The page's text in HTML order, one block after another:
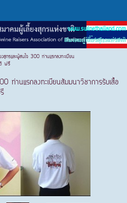
www.swinethailand.com
สมาคมผู้เลี้ยงสุกรแห่งชาติ
งสุกรและผู้สนใจ 300 ท่านแรกลงทะเบียน
ติ ฟรี
ท่านแรกลงทะเบียนสัมมนาวิชาการรับเสื้อ